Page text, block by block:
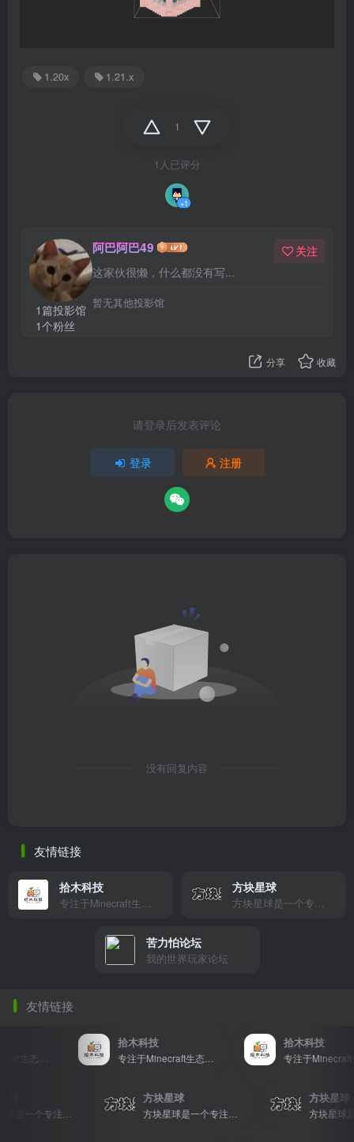
1.20x 1.21.x
1
1人已评分
+1
1篇投影馆
1个粉丝
阿巴阿巴49
这家伙很懒，什么都没有写...
关注
暂无其他投影馆
分享 收藏
请登录后发表评论
登录 注册
没有回复内容
友情链接
拾木科技
专注于Minecraft生态建设
方块星球
方块星球是一个专注于我的世界的中文论坛，提供丰富的资源分享、玩家交流和创意展示，包括地图、皮肤、数据包等内容，打造Minecraft玩家的专属社区乐园！
苦力怕论坛
我的世界玩家论坛
友情链接
专注于Minecraft生态建设
拾木科技
专注于Minecraft生态建设
拾木科技
方块星球 方块星